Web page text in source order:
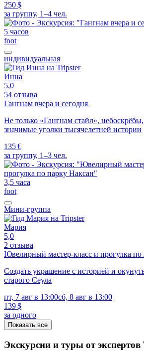
250 $
за группу, 1–4 чел.
5 часов
foot
индивидуальная
Инна
5,0
54 отзыва
Гангнам вчера и сегодня
Не только «Гангнам стайл»,
значимые уголки тысячелетней истории
135 €
за группу, 1–3 чел.
3,5 часа
foot
Мини-группа
Мария
5,0
2 отзыва
Ювелирный мастер-класс и прогулка по
Создать украшение с историей и
старого Сеула
пт, 7 авг в 13:00сб, 8 авг в 13:00
139 $
за одного
Показать все
Экскурсии и туры от экспертов